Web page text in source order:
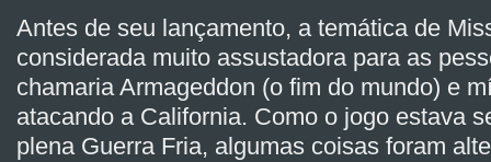
Antes de seu lançamento, a temática de
considerada muito assustadora para as
chamaria Armageddon (o fim do mundo) e
atacando a California. Como o jogo estava
plena Guerra Fria, algumas coisas foram